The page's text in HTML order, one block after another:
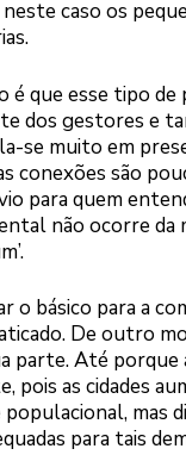
caso os
é que esse tipo
dos gestores e
se muito em
conexões são
para quem
não ocorre da
o básico para a
De outro
parte. Até porque
pois as cidades
populacional, mas
para tais